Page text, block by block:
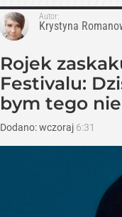
Autor:
Krystyna
Rojek
Festivalu:
bym tego nie
Dodano:wczoraj 6:31